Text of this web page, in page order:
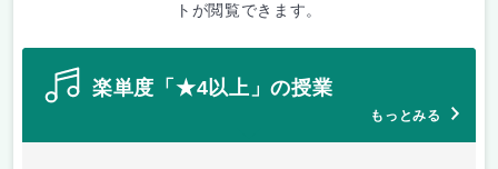
トが閲覧できます。
楽単度「★4以上」の授業
もっとみる